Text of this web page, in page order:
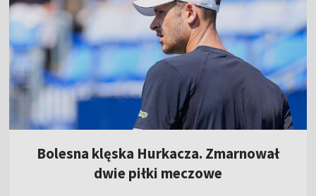
Bolesna klęska Hurkacza. Zmarnował
dwie piłki meczowe